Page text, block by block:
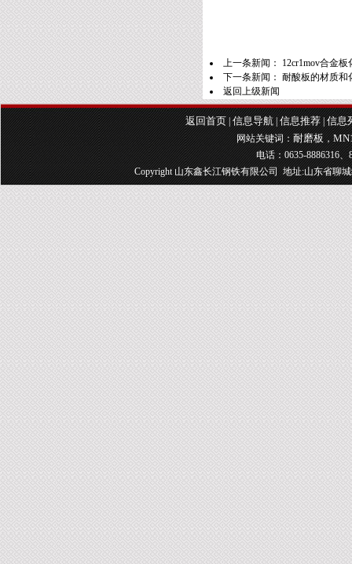
上一条新闻：
12cr1mov合金
下一条新闻： 耐酸板的材质和
返回上级新闻
返回首页|信息导航|信息推荐|信息
网站关键词：耐磨板，
电话：0635-8886316
Copyright 山东鑫长江钢铁有限公司 地址:山东省聊